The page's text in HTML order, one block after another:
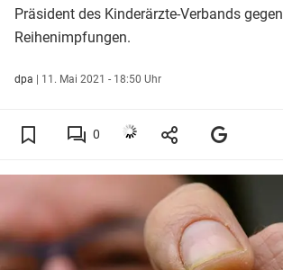
Präsident des Kinderärzte-Verbands gegen
Reihenimpfungen.
dpa | 11. Mai 2021 - 18:50 Uhr
0